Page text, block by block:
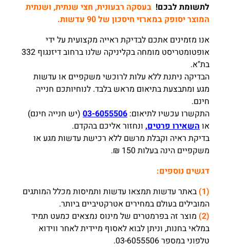
לתשומת לבכם! בעסקה רבעונית, חצי שנתית, ושנתית
המוצר יסופק במארזי חיסכון של 90 עדשות.
אנו מזמינים אתכם לבדיקת ראייה מקצועית על ידי
אופטומטריסט מומחה בקליניקה שלנו ברחוב דיזנגוף 332
בת"א.
הבדיקה ניתנת ללא עלות לרוכשי משקפיים או עדשות
מגע ומתבצעת בתיאום מראש בלבד. לנוחיותכם חנייה
חינם.
התקשרו עכשיו לתיאום: 03-6055506 (יש חנייה חינם)
או השאירו פרטים, ונחזור אליכם בהקדם.
בדיקת ראיה וקבלת מרשם ללא רכישת עדשות מגע או
משקפיים הינה בעלות 150 ₪.
דגשים נוספים:
(1)
באתר עדשות תמצאו עדשות ותמיסות מכלל המותגים
המובילים בעולם במחירים אטרקטיביים ביותר.
(2)
מוצר זה בפרמטרים של מינוס נמצאים כמעט תמיד
במלאי בחנות, וניתן לבוא לאסוף מיידית לאחר ווידוא
טלפוני במספר 03-6055506.